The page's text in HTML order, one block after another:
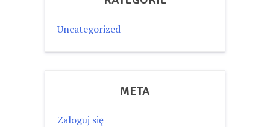
Uncategorized
META
Zaloguj się